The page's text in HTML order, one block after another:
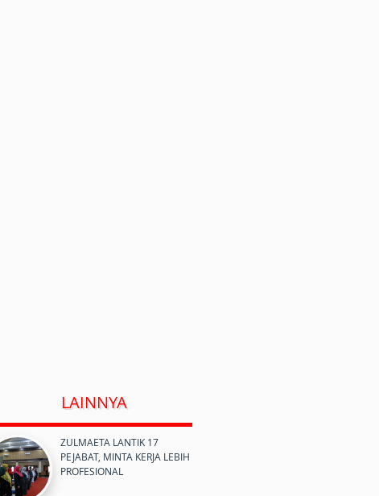
LAINNYA
ZULMAETA LANTIK 17
PEJABAT, MINTA KERJA LEBIH
PROFESIONAL